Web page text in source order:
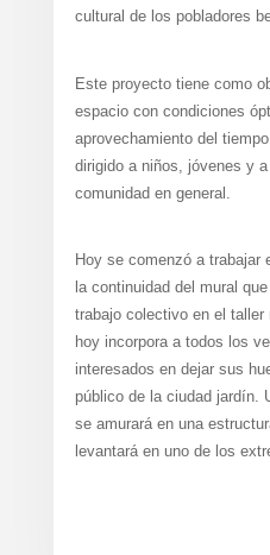
cultural de los pobladores
Este proyecto tiene como
espacio con condiciones
aprovechamiento del
dirigido a niños, jóvenes y
comunidad en general.
Hoy se comenzó a trabajar
la continuidad del mural
trabajo colectivo en el
hoy incorpora a todos los
interesados en dejar sus
público de la ciudad jardín.
se amurará en una
levantará en uno de los